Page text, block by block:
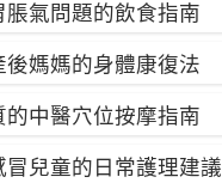
氣問題的飲食指南
媽媽的身體康復法
中醫穴位按摩指南
兒童的日常護理建議